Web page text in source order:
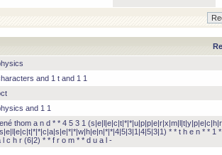
and 1 t and 1 1
and 1 1
thom a n d * * 4 5 3 1
* * t h e n * * 1
l c h r (6|2) * * f r o m * * d u a l -